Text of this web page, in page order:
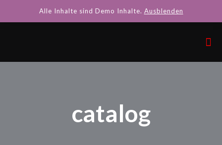
catalog
Alle Inhalte sind Demo Inhalte. Ausblenden